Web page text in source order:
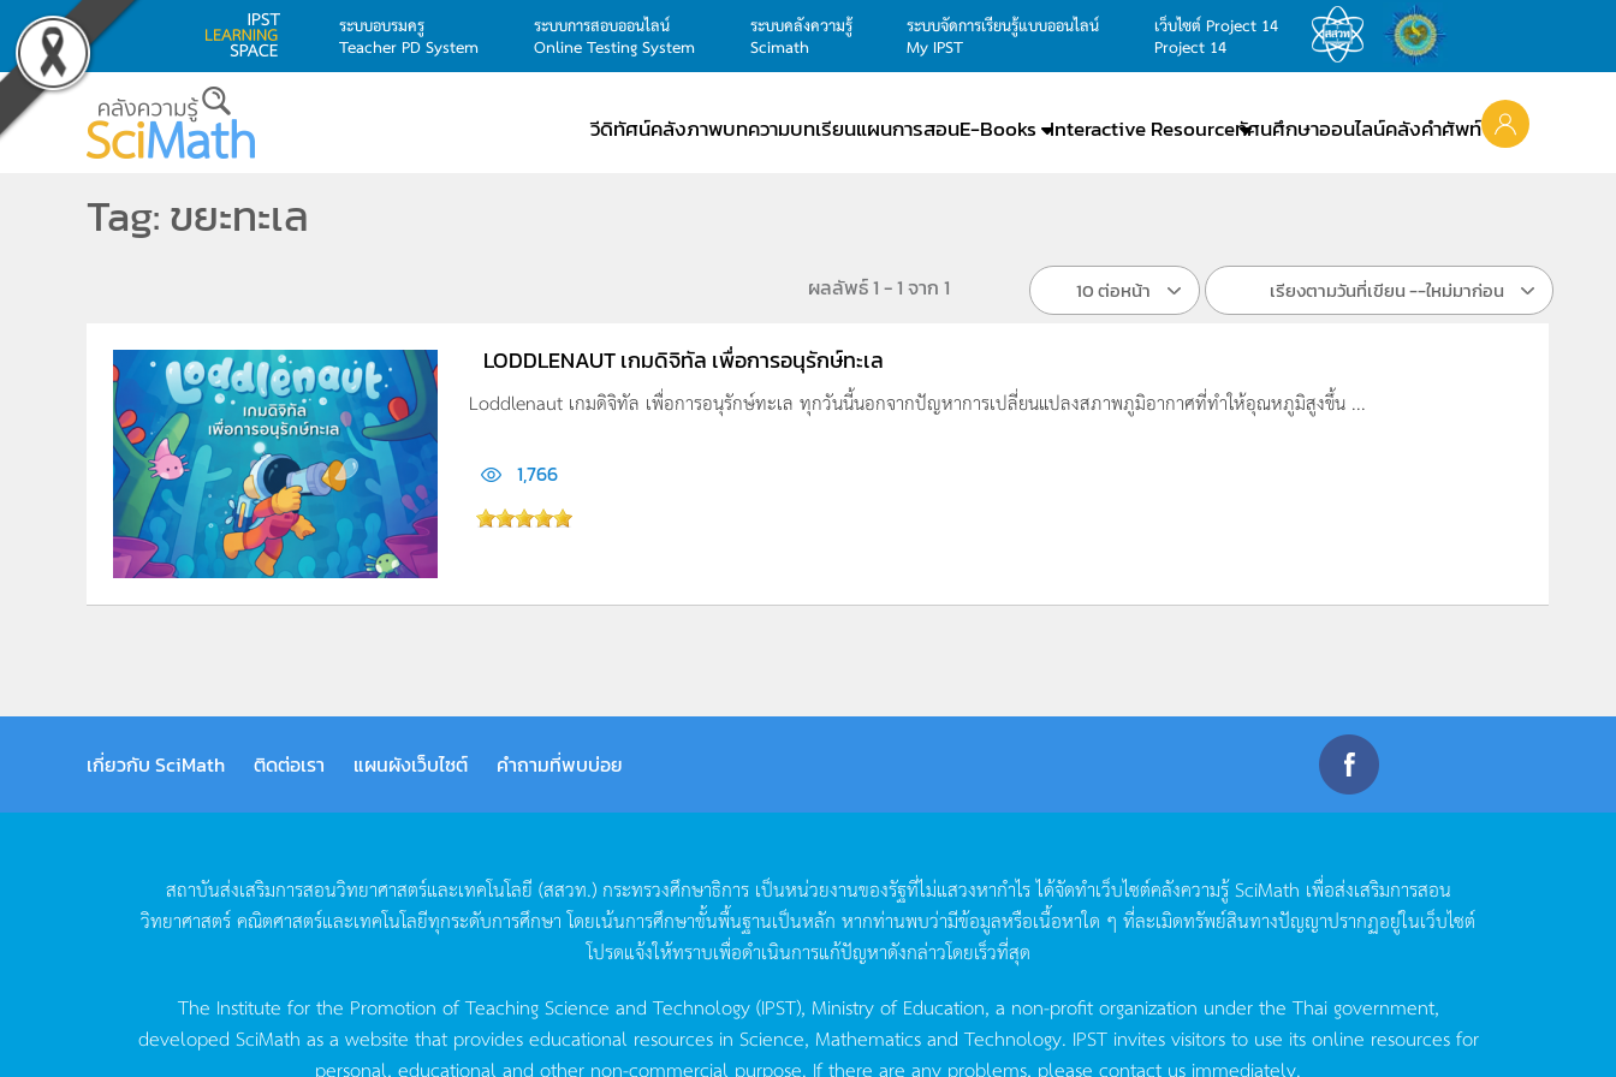
Skip to main content
ระบบอบรมครู
Teacher PD System
ระบบการสอบออนไลน์
Online Testing System
ระบบคลังความรู้
Scimath
ระบบจัดการเรียนรู้แบบออนไลน์
My IPST
เว็บไซต์ Project 14
Project 14
วีดิทัศน์คลังภาพบทความบทเรียนแผนการสอนE-Books Interactive Resourceทัศนศึกษาออนไลน์คลังคำศัพท์
Tag: ขยะทะเล
ผลลัพธ์ 1 - 1 จาก 1 10 ต่อหน้า เรียงตามวันที่เขียน --ใหม่มาก่อน
LODDLENAUT เกมดิจิทัล เพื่อการอนุรักษ์ทะเล
Loddlenaut เกมดิจิทัล เพื่อการอนุรักษ์ทะเล ทุกวันนี้นอกจากปัญหาการเปลี่ยนแปลงสภาพภูมิอากาศที่ทำให้อุณหภูมิสูงขึ้น ...
1,766
เกี่ยวกับ SciMath ติดต่อเรา แผนผังเว็บไซต์ คำถามที่พบบ่อย
สถาบันส่งเสริมการสอนวิทยาศาสตร์และเทคโนโลยี (สสวท.) กระทรวงศึกษาธิการ เป็นหน่วยงานของรัฐที่ไม่แสวงหากำไรได้จัดทำเว็บไซต์คลังความรู้SciMath เพื่อส่งเสริมการสอน
วิทยาศาสตร์คณิตศาสตร์และเทคโนโลยีทุกระดับการศึกษา โดยเน้นการศึกษาขั้นพื้นฐานเป็นหลัก หากท่านพบว่ามีข้อมูลหรือเนื้อหาใด ๆ ที่ละเมิดทรัพย์สินทางปัญญาปรากฏอยู่ในเว็บไซต์
โปรดแจ้งให้ทราบเพื่อดำเนินการแก้ปัญหาดังกล่าวโดยเร็วที่สุด
The Institute for the Promotion of Teaching Science and Technology (IPST), Ministry of Education, a non-profit organization under the Thai government,
developed SciMath as a website that provides educational resources in Science, Mathematics and Technology. IPST invites visitors to use its online resources for
personal, educational and other non-commercial purpose. If there are any problems, please contact us immediately.